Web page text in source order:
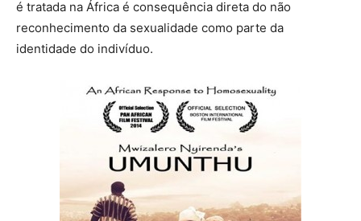
é tratada na África é consequência direta do não
reconhecimento da sexualidade como parte da
identidade do indivíduo.